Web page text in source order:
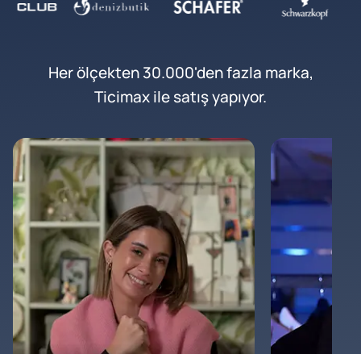
Her ölçekten 30.000'den fazla marka,
Ticimax ile satış yapıyor.